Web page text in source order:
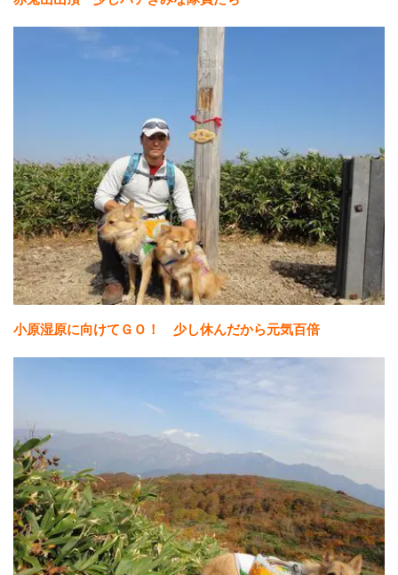
小原湿原に向けてＧＯ！ 少し休んだから元気百倍